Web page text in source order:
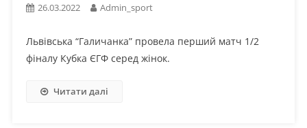
26.03.2022 Admin_sport
Львівська “Галичанка” провела перший матч 1/2
фіналу Кубка ЄГФ серед жінок.
Читати далі